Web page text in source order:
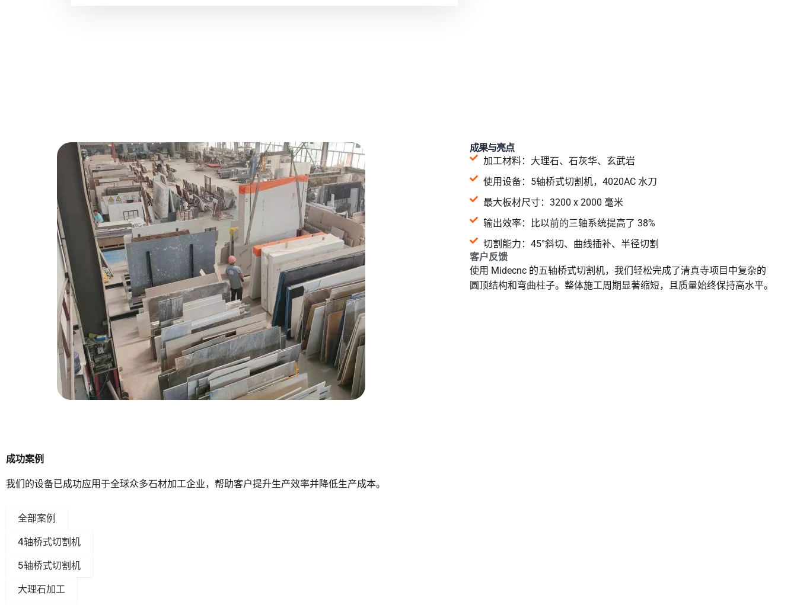
成果与亮点
加工材料：大理石、石灰华、玄武岩
使用设备：5轴桥式切割机，4020AC 水刀
最大板材尺寸：3200 x 2000 毫米
输出效率：比以前的三轴系统提高了 38%
切割能力：45°斜切、曲线插补、半径切割
客户反馈
使用 Midecnc 的五轴桥式切割机，我们轻松完成了清真寺项目中复杂的
圆顶结构和弯曲柱子。整体施工周期显著缩短，且质量始终保持高水平。
成功案例
我们的设备已成功应用于全球众多石材加工企业，帮助客户提升生产效率并降低生产成本。
全部案例
4轴桥式切割机
5轴桥式切割机
大理石加工